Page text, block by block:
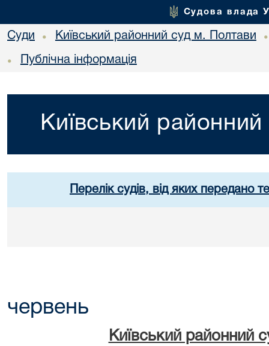
Судова влада
Суди • Київський районний суд м. Полтави •
• Публічна інформація
Київський
Перелік судів, від яких передано
червень
Київський районний